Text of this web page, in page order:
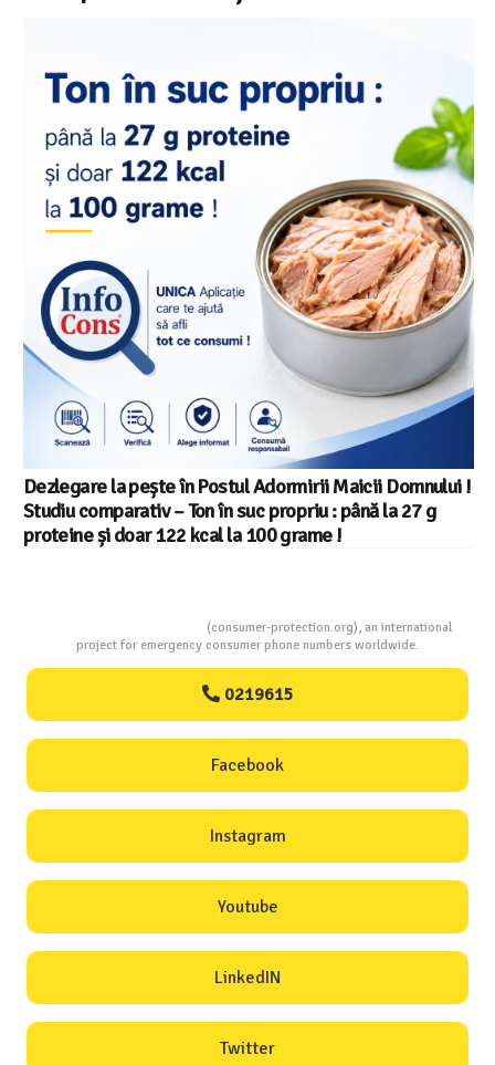
Dezlegare la pește în Postul Adormirii Maicii Domnului !
Studiu comparativ – Ton în suc propriu : până la 27 g
proteine și doar 122 kcal la 100 grame !
(consumer-protection.org), an international
project for emergency consumer phone numbers worldwide.
0219615
Facebook
Instagram
Youtube
LinkedIN
Twitter